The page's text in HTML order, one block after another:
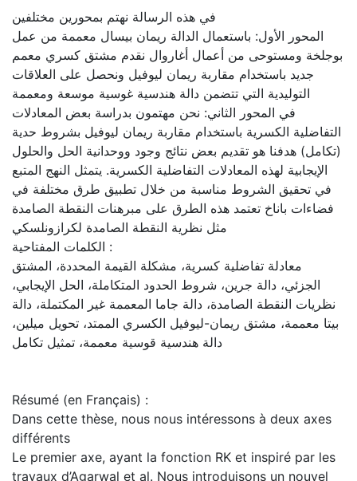
في هذه الرسالة نهتم بمحورين مختلفين
المحور الأول: باستعمال الدالة ريمان بيسال معممة من عمل
بوجلخة ومستوحى من أعمال أغاروال نقدم مشتق كسري معمم
جديد باستخدام مقاربة ريمان ليوفيل ونحصل على العلاقات
التوليدية التي تتضمن دالة هندسية غوسية موسعة ومعممة
في المحور الثاني: نحن مهتمون بدراسة بعض المعادلات
التفاضلية الكسرية باستخدام مقاربة ريمان ليوفيل بشروط حدية
(تكامل) هدفنا هو تقديم بعض نتائج وجود ووحدانية الحل والحلول
الإيجابية لهذه المعادلات التفاضلية الكسرية. يتمثل النهج المتبع
في تحقيق الشروط مناسبة من خلال تطبيق طرق مختلفة في
فضاءات باناخ تعتمد هذه الطرق على مبرهنات النقطة الصامدة
مثل نظرية النقطة الصامدة لكرازونلسكي
الكلمات المفتاحية :
معادلة تفاضلية كسرية، مشكلة القيمة المحددة، المشتق
الجزئي، دالة جرين، شروط الحدود المتكاملة، الحل الإيجابي،
نظريات النقطة الصامدة، دالة جاما المعممة غير المكتملة، دالة
بيتا معممة، مشتق ريمان-ليوفيل الكسري الممتد، تحويل ميلين،
دالة هندسية قوسية معممة، تمثيل تكامل
Résumé (en Français) :
Dans cette thèse, nous nous intéressons à deux axes
différents
Le premier axe, ayant la fonction RK et inspiré par les
travaux d’Agarwal et al. Nous introduisons un nouvel